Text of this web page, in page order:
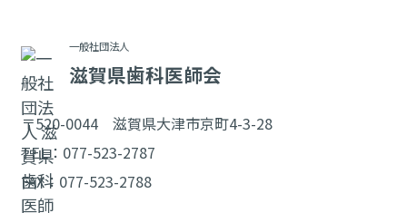
一般社団法人
滋賀県歯科医師会
〒520-0044 滋賀県大津市京町4-3-28
TEL： 077-523-2787
FAX：077-523-2788